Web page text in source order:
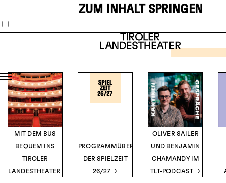
ZUM INHALT SPRINGEN
Musical
12345
MIT DEM BUS
BEQUEM INS
TIROLER
LANDESTHEATER
PROGRAMMÜBERSICHT
DER SPIELZEIT
26/27
OLIVER SAILER
UND BENJAMIN
CHAMANDY IM
TLT-PODCAST